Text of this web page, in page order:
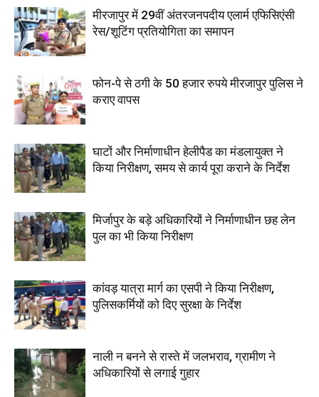
मीरजापुर में 29वीं अंतरजनपदीय एलार्म एफिसिएंसी
रेस/शूटिंग प्रतियोगिता का समापन
फोन-पे से ठगी के 50 हजार रुपये मीरजापुर पुलिस ने
कराए वापस
घाटों और निर्माणाधीन हेलीपैड का मंडलायुक्त ने
किया निरीक्षण, समय से कार्य पूरा कराने के निर्देश
मिर्जापुर के बड़े अधिकारियों ने निर्माणाधीन छह लेन
पुल का भी किया निरीक्षण
कांवड़ यात्रा मार्ग का एसपी ने किया निरीक्षण,
पुलिसकर्मियों को दिए सुरक्षा के निर्देश
नाली न बनने से रास्ते में जलभराव, ग्रामीण ने
अधिकारियों से लगाई गुहार